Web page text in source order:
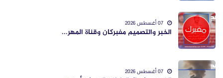
الخبر والتصميم مفبركان وقناة المهر...